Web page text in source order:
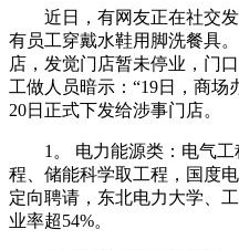
近日，有网友正在社交发
有员工穿戴水鞋用脚洗餐具
店，发觉门店暂未停业，门
工做人员暗示：“19日，商场
20日正式下发给涉事门店。
1。 电力能源类：电气工
程、储能科学取工程，国度
定向聘请，东北电力大学、
业率超54%。